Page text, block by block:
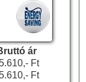
ár
Ft
Ft